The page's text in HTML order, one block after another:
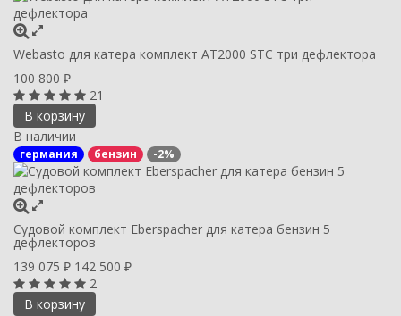
Webasto для катера комплект AT2000 STC три дефлектора
100 800 ₽
21
В корзину
В наличии
германия бензин -2%
Судовой комплект Eberspacher для катера бензин 5
дефлекторов
139 075 ₽ 142 500 ₽
2
В корзину